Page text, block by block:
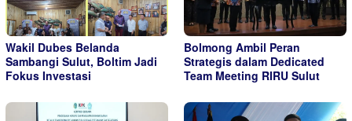
Wakil Dubes Belanda
Sambangi Sulut, Boltim Jadi
Fokus Investasi
Bolmong Ambil Peran
Strategis dalam Dedicated
Team Meeting RIRU Sulut